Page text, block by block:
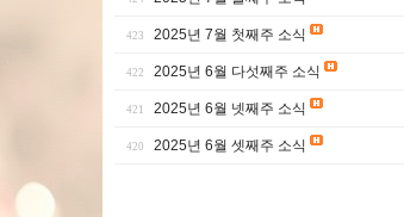
423 2025년 7월 첫째주 소식
422 2025년 6월 다섯째주 소식
421 2025년 6월 넷째주 소식
420 2025년 6월 셋째주 소식